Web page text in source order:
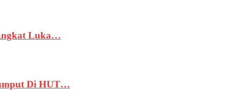
Luka…
Di HUT…